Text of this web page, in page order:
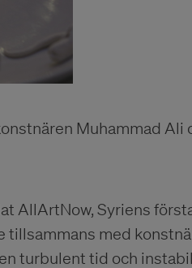
Muhammad Ali
AllArtNow, Syriens
med
turbulent tid och